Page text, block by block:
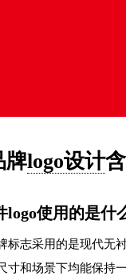
牌logo设计
logo使用的是什
标志采用的是现代无
寸和场景下均能保持